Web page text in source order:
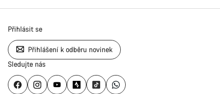
Přihlásit se
Přihlášení k odběru novinek
Sledujte nás